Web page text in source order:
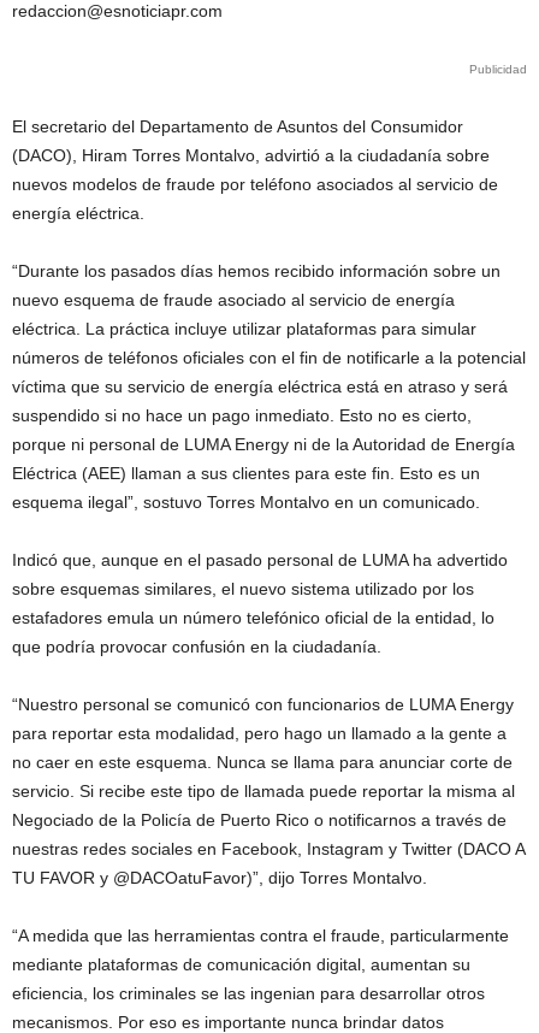
redaccion@esnoticiapr.com
Publicidad
El secretario del Departamento de Asuntos del Consumidor
(DACO), Hiram Torres Montalvo, advirtió a la ciudadanía sobre
nuevos modelos de fraude por teléfono asociados al servicio de
energía eléctrica.
“Durante los pasados días hemos recibido información sobre un
nuevo esquema de fraude asociado al servicio de energía
eléctrica. La práctica incluye utilizar plataformas para simular
números de teléfonos oficiales con el fin de notificarle a la potencial
víctima que su servicio de energía eléctrica está en atraso y será
suspendido si no hace un pago inmediato. Esto no es cierto,
porque ni personal de LUMA Energy ni de la Autoridad de Energía
Eléctrica (AEE) llaman a sus clientes para este fin. Esto es un
esquema ilegal”, sostuvo Torres Montalvo en un comunicado.
Indicó que, aunque en el pasado personal de LUMA ha advertido
sobre esquemas similares, el nuevo sistema utilizado por los
estafadores emula un número telefónico oficial de la entidad, lo
que podría provocar confusión en la ciudadanía.
“Nuestro personal se comunicó con funcionarios de LUMA Energy
para reportar esta modalidad, pero hago un llamado a la gente a
no caer en este esquema. Nunca se llama para anunciar corte de
servicio. Si recibe este tipo de llamada puede reportar la misma al
Negociado de la Policía de Puerto Rico o notificarnos a través de
nuestras redes sociales en Facebook, Instagram y Twitter (DACO A
TU FAVOR y @DACOatuFavor)”, dijo Torres Montalvo.
“A medida que las herramientas contra el fraude, particularmente
mediante plataformas de comunicación digital, aumentan su
eficiencia, los criminales se las ingenian para desarrollar otros
mecanismos. Por eso es importante nunca brindar datos